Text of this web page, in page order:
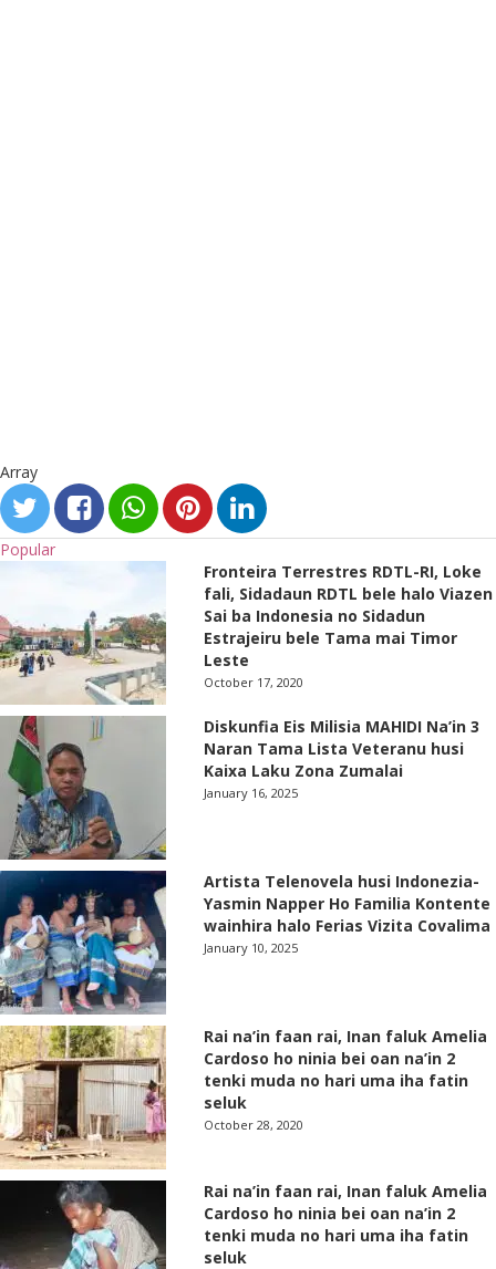
Array
Popular
Fronteira Terrestres RDTL-RI, Loke
fali, Sidadaun RDTL bele halo Viazen
Sai ba Indonesia no Sidadun
Estrajeiru bele Tama mai Timor
Leste
October 17, 2020
Diskunfia Eis Milisia MAHIDI Na’in 3
Naran Tama Lista Veteranu husi
Kaixa Laku Zona Zumalai
January 16, 2025
Artista Telenovela husi Indonezia-
Yasmin Napper Ho Familia Kontente
wainhira halo Ferias Vizita Covalima
January 10, 2025
Rai na’in faan rai, Inan faluk Amelia
Cardoso ho ninia bei oan na’in 2
tenki muda no hari uma iha fatin
seluk
October 28, 2020
Rai na’in faan rai, Inan faluk Amelia
Cardoso ho ninia bei oan na’in 2
tenki muda no hari uma iha fatin
seluk